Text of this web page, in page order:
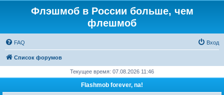
Флэшмоб в России больше, чем
флешмоб
FAQ Вход
Список форумов
Текущее время: 07.08.2026 11:46
Flashmob forever, na!